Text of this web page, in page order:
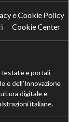
e Cookie Policy
Cookie Center
testate e portali
e dell’Innovazione
digitale e
italiane.